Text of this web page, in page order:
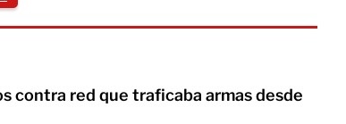
contra red que traficaba armas desde